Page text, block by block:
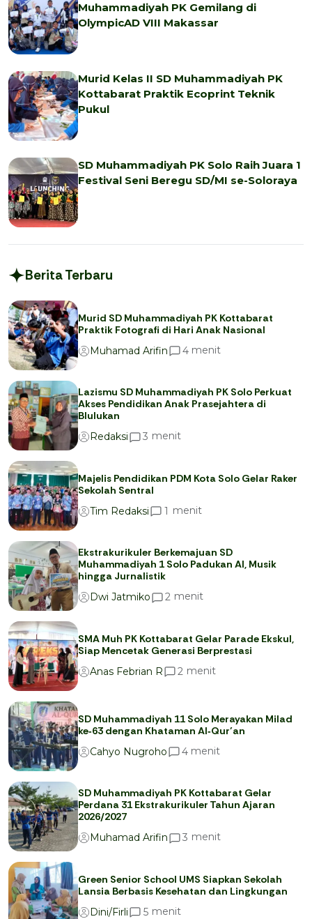
Muhammadiyah PK Gemilang di
OlympicAD VIII Makassar
Murid Kelas II SD Muhammadiyah PK
Kottabarat Praktik Ecoprint Teknik
Pukul
SD Muhammadiyah PK Solo Raih Juara 1
Festival Seni Beregu SD/MI se-Soloraya
Berita Terbaru
Murid SD Muhammadiyah PK Kottabarat
Praktik Fotografi di Hari Anak Nasional
Muhamad Arifin
4 menit
Lazismu SD Muhammadiyah PK Solo Perkuat
Akses Pendidikan Anak Prasejahtera di
Blulukan
Redaksi
3 menit
Majelis Pendidikan PDM Kota Solo Gelar Raker
Sekolah Sentral
Tim Redaksi
1 menit
Ekstrakurikuler Berkemajuan SD
Muhammadiyah 1 Solo Padukan AI, Musik
hingga Jurnalistik
Dwi Jatmiko
2 menit
SMA Muh PK Kottabarat Gelar Parade Ekskul,
Siap Mencetak Generasi Berprestasi
Anas Febrian R
2 menit
SD Muhammadiyah 11 Solo Merayakan Milad
ke‑63 dengan Khataman Al‑Qur’an
Cahyo Nugroho
4 menit
SD Muhammadiyah PK Kottabarat Gelar
Perdana 31 Ekstrakurikuler Tahun Ajaran
2026/2027
Muhamad Arifin
3 menit
Green Senior School UMS Siapkan Sekolah
Lansia Berbasis Kesehatan dan Lingkungan
Dini/Firli
5 menit